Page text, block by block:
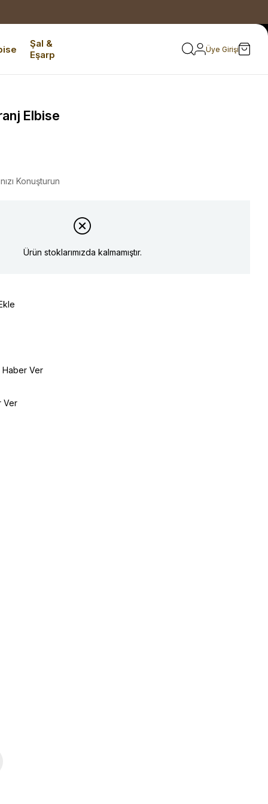
Şal &
Eşarp
Üye Girişi
Elbise
Konuşturun
Ürün stoklarımızda kalmamıştır.
Haber Ver
Ver